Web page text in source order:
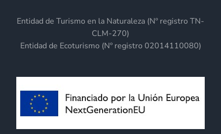
Entidad de Turismo en la Naturaleza (Nº registro TN-
CLM-270)
Entidad de Ecoturismo (Nº registro 02014110080)